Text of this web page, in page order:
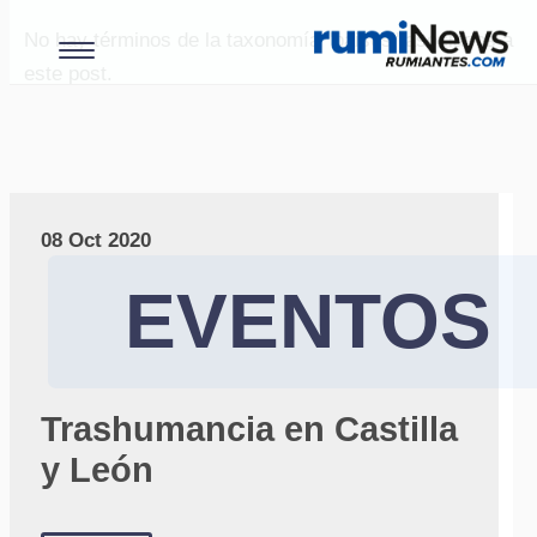
No hay términos de la taxonomía "paises" asociados a
08 Oct 2020
EVENTOS
Trashumancia en Castilla
y León